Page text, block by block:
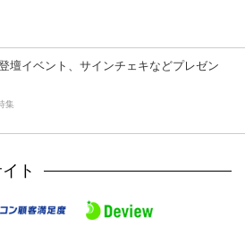
壇イベント、サインチェキなどプレゼン
集
ト